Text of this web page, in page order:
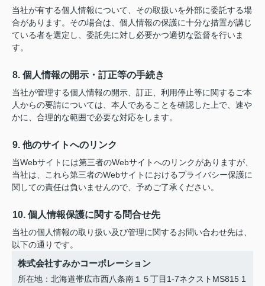
当社が有する個人情報について、その取扱いを外部に委託する場
合があります。その場合は、個人情報の保護に十分な措置が講じ
ている者を選定し、委託先に対し必要かつ適切な監督を行いま
す。
8. 個人情報の開示・訂正等の手続き
当社が管理する個人情報の開示、訂正、利用停止等に関するご本
人からの要請については、本人であることを確認した上で、速や
かに、合理的な範囲で必要な対応をします。
9. 他のサイトへのリンク
当Webサイトには第三者のWebサイトへのリンクがありますが、
当社は、これら第三者のWebサイトにおけるプライバシー保護に
関しての責任は負いませんので、予めご了承ください。
10. 個人情報保護に関する問合せ先
当社の個人情報の取り扱い及び管理に関するお問い合わせ先は、
以下の通りです。
株式会社すみかコーポレーション
所在地：北海道帯広市西八条南１５丁目1-7ネクストMS815 1